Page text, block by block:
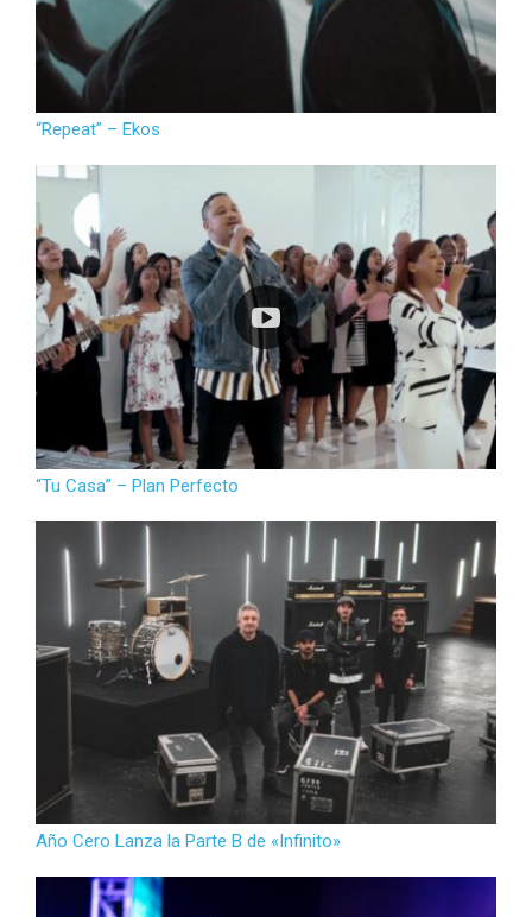
“Repeat” – Ekos
“Tu Casa” – Plan Perfecto
Año Cero Lanza la Parte B de «Infinito»